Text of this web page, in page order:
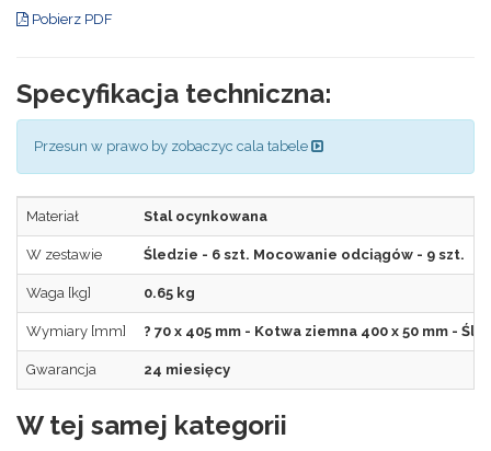
Pobierz PDF
Specyfikacja techniczna:
Przesun w prawo by zobaczyc cala tabele
Materiał Stal ocynkowana
W zestawie Śledzie - 6 szt. Mocowanie odciągów - 9 szt.
Waga [kg] 0.65 kg
Wymiary [mm] ? 70 x 405 mm - Kotwa ziemna 400 x 50 mm -
Gwarancja 24 miesięcy
W tej samej kategorii